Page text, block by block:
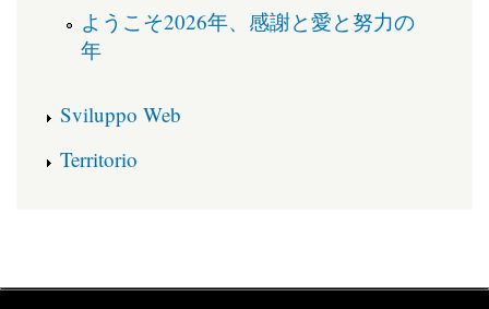
ようこそ2026年、感謝と愛と努力の
年
Sviluppo Web
Territorio